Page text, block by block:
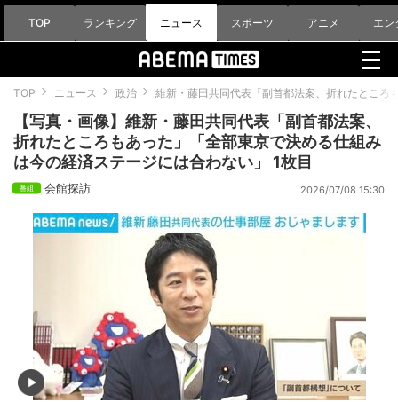
TOP ランキング ニュース スポーツ アニメ エン
TOP ニュース 政治 維新・藤田共同代表「副首都法案、折れたところ
【写真・画像】維新・藤田共同代表「副首都法案、
折れたところもあった」「全部東京で決める仕組み
は今の経済ステージには合わない」 1枚目
会館探訪 2026/07/08 15:30